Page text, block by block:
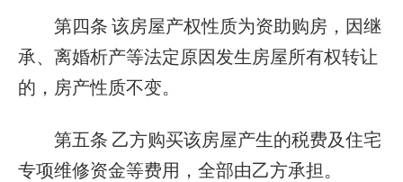
第四条 该房屋产权性质为资助购房，因继
承、离婚析产等法定原因发生房屋所有权转让
的，房产性质不变。
第五条 乙方购买该房屋产生的税费及住宅
专项维修资金等费用，全部由乙方承担。